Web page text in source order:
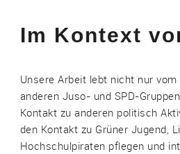
Im Kontext
Unsere Arbeit lebt nicht nur
anderen Juso- und SPD-
Kontakt zu anderen politisch
den Kontakt zu Grüner Jugend,
Hochschulpiraten pflegen und